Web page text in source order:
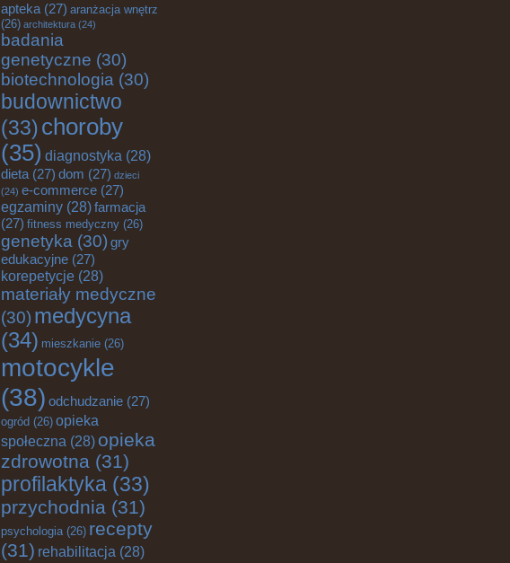
apteka (27) aranżacja wnętrz
(26) architektura (24)
badania
genetyczne (30)
biotechnologia (30)
budownictwo
(33)choroby
(35) diagnostyka (28)
dieta (27) dom (27) dzieci
(24) e-commerce (27)
egzaminy (28)farmacja
(27) fitness medyczny (26)
genetyka (30) gry
edukacyjne (27)
korepetycje (28)
materiały medyczne
(30) medycyna
(34) mieszkanie (26)
motocykle
(38) odchudzanie (27)
ogród (26) opieka
społeczna (28) opieka
zdrowotna (31)
profilaktyka (33)
przychodnia (31)
psychologia(26) recepty
(31) rehabilitacja (28)